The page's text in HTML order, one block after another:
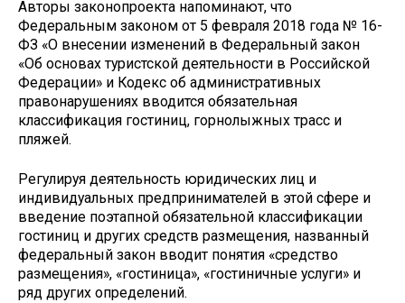
Авторы законопроекта напоминают, что
Федеральным законом от 5 февраля 2018 года № 16-
ФЗ «О внесении изменений в Федеральный закон
«Об основах туристской деятельности в Российской
Федерации» и Кодекс об административных
правонарушениях вводится обязательная
классификация гостиниц, горнолыжных трасс и
пляжей.
Регулируя деятельность юридических лиц и
индивидуальных предпринимателей в этой сфере и
введение поэтапной обязательной классификации
гостиниц и других средств размещения, названный
федеральный закон вводит понятия «средство
размещения», «гостиница», «гостиничные услуги» и
ряд других определений.